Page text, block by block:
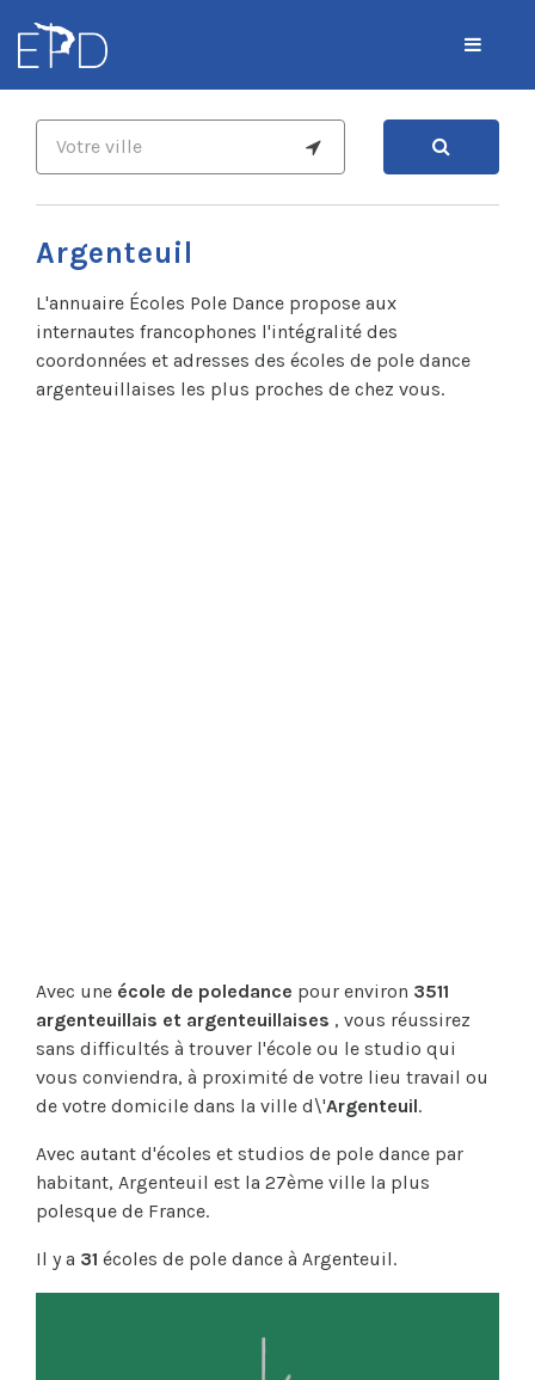
Argenteuil
L'annuaire Écoles Pole Dance propose aux
internautes francophones l'intégralité des
coordonnées et adresses des écoles de pole dance
argenteuillaises les plus proches de chez vous.
Avec une école de poledance pour environ 3511
argenteuillais et argenteuillaises , vous réussirez
sans difficultés à trouver l'école ou le studio qui
vous conviendra, à proximité de votre lieu travail ou
de votre domicile dans la ville d\'Argenteuil.
Avec autant d'écoles et studios de pole dance par
habitant, Argenteuil est la 27ème ville la plus
polesque de France.
Il y a 31 écoles de pole dance à Argenteuil.